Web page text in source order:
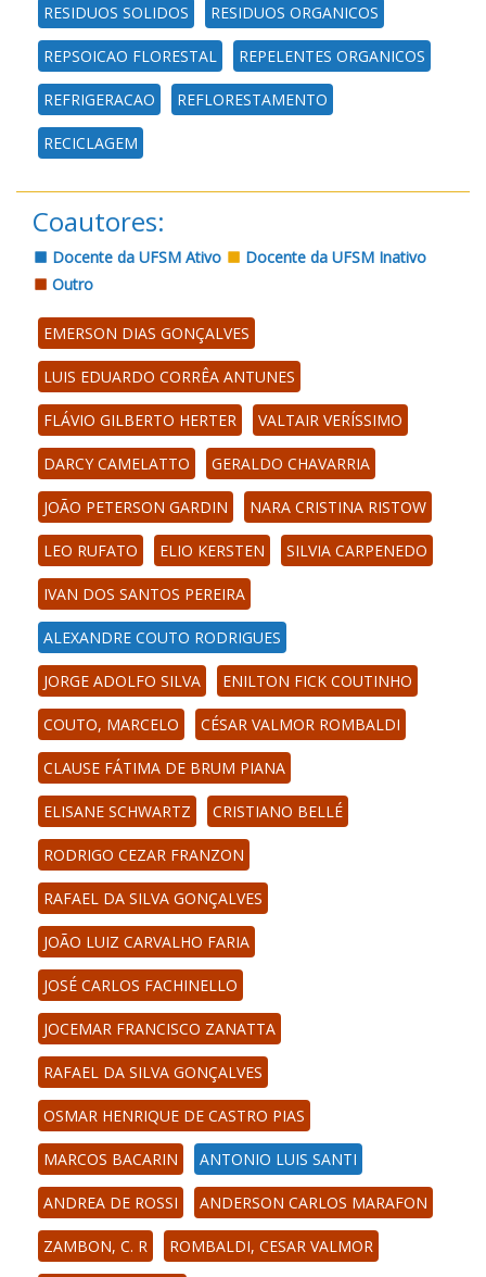
RESIDUOS SOLIDOS RESIDUOS ORGANICOS
REPSOICAO FLORESTAL REPELENTES ORGANICOS
REFRIGERACAO REFLORESTAMENTO
RECICLAGEM
Coautores:
Docente da UFSM Ativo
Docente da UFSM Inativo
Outro
EMERSON DIAS GONÇALVES
LUIS EDUARDO CORRÊA ANTUNES
FLÁVIO GILBERTO HERTER VALTAIR VERÍSSIMO
DARCY CAMELATTO GERALDO CHAVARRIA
JOÃO PETERSON GARDIN NARA CRISTINA RISTOW
LEO RUFATO ELIO KERSTEN SILVIA CARPENEDO
IVAN DOS SANTOS PEREIRA
ALEXANDRE COUTO RODRIGUES
JORGE ADOLFO SILVA ENILTON FICK COUTINHO
COUTO, MARCELO CÉSAR VALMOR ROMBALDI
CLAUSE FÁTIMA DE BRUM PIANA
ELISANE SCHWARTZ CRISTIANO BELLÉ
RODRIGO CEZAR FRANZON
RAFAEL DA SILVA GONÇALVES
JOÃO LUIZ CARVALHO FARIA
JOSÉ CARLOS FACHINELLO
JOCEMAR FRANCISCO ZANATTA
RAFAEL DA SILVA GONÇALVES
OSMAR HENRIQUE DE CASTRO PIAS
MARCOS BACARIN ANTONIO LUIS SANTI
ANDREA DE ROSSI ANDERSON CARLOS MARAFON
ZAMBON, C. R ROMBALDI, CESAR VALMOR